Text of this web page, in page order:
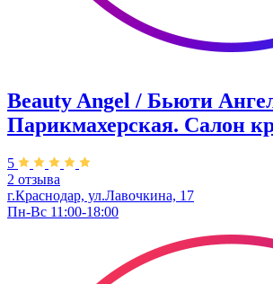
Beauty Angel / Бьюти
Парикмахерская. Салон
5
2 отзыва
г.Краснодар, ул.Лавочкина, 17
Пн-Вс 11:00-18:00